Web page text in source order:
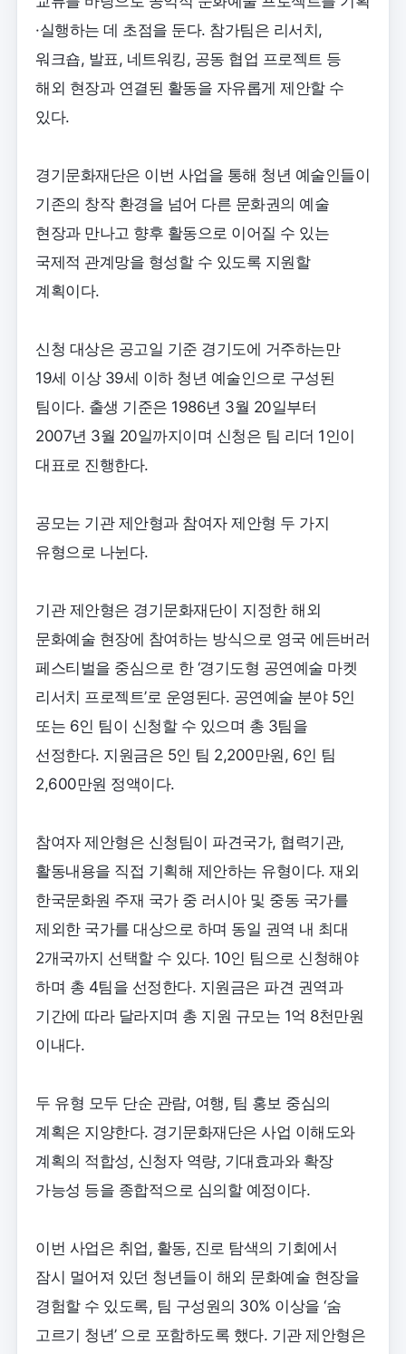
·실행하는 데 초점을 둔다. 참가팀은 리서치,
워크숍, 발표, 네트워킹, 공동 협업 프로젝트 등
해외 현장과 연결된 활동을 자유롭게 제안할 수
있다.
경기문화재단은 이번 사업을 통해 청년 예술인들이
기존의 창작 환경을 넘어 다른 문화권의 예술
현장과 만나고 향후 활동으로 이어질 수 있는
국제적 관계망을 형성할 수 있도록 지원할
계획이다.
신청 대상은 공고일 기준 경기도에 거주하는만
19세 이상 39세 이하 청년 예술인으로 구성된
팀이다. 출생 기준은 1986년 3월 20일부터
2007년 3월 20일까지이며 신청은 팀 리더 1인이
대표로 진행한다.
공모는 기관 제안형과 참여자 제안형 두 가지
유형으로 나뉜다.
기관 제안형은 경기문화재단이 지정한 해외
문화예술 현장에 참여하는 방식으로 영국 에든버러
페스티벌을 중심으로 한 ‘경기도형 공연예술 마켓
리서치 프로젝트’로 운영된다. 공연예술 분야 5인
또는 6인 팀이 신청할 수 있으며 총 3팀을
선정한다. 지원금은 5인 팀 2,200만원, 6인 팀
2,600만원 정액이다.
참여자 제안형은 신청팀이 파견국가, 협력기관,
활동내용을 직접 기획해 제안하는 유형이다. 재외
한국문화원 주재 국가 중 러시아 및 중동 국가를
제외한 국가를 대상으로 하며 동일 권역 내 최대
2개국까지 선택할 수 있다. 10인 팀으로 신청해야
하며 총 4팀을 선정한다. 지원금은 파견 권역과
기간에 따라 달라지며 총 지원 규모는 1억 8천만원
이내다.
두 유형 모두 단순 관람, 여행, 팀 홍보 중심의
계획은 지양한다. 경기문화재단은 사업 이해도와
계획의 적합성, 신청자 역량, 기대효과와 확장
가능성 등을 종합적으로 심의할 예정이다.
이번 사업은 취업, 활동, 진로 탐색의 기회에서
잠시 멀어져 있던 청년들이 해외 문화예술 현장을
경험할 수 있도록, 팀 구성원의 30% 이상을 ‘숨
고르기 청년’ 으로 포함하도록 했다. 기관 제안형은